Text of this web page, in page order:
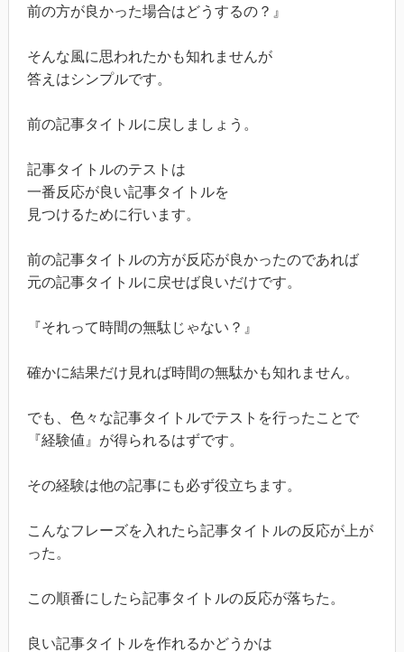
前の方が良かった場合はどうするの？』
そんな風に思われたかも知れませんが
答えはシンプルです。
前の記事タイトルに戻しましょう。
記事タイトルのテストは
一番反応が良い記事タイトルを
見つけるために行います。
前の記事タイトルの方が反応が良かったのであれば
元の記事タイトルに戻せば良いだけです。
『それって時間の無駄じゃない？』
確かに結果だけ見れば時間の無駄かも知れません。
でも、色々な記事タイトルでテストを行ったことで
『経験値』が得られるはずです。
その経験は他の記事にも必ず役立ちます。
こんなフレーズを入れたら記事タイトルの反応が上が
った。
この順番にしたら記事タイトルの反応が落ちた。
良い記事タイトルを作れるかどうかは